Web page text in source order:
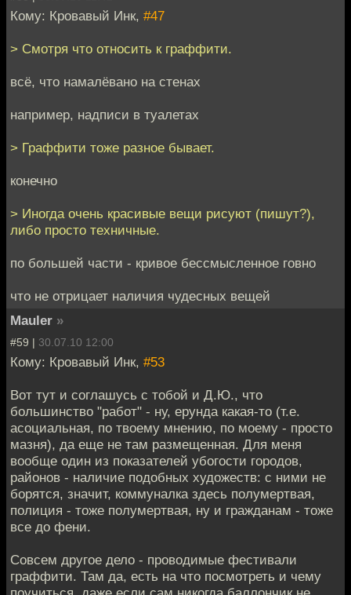
Кому: Кровавый Инк, #47
> Смотря что относить к граффити.
всё, что намалёвано на стенах
например, надписи в туалетах
> Граффити тоже разное бывает.
конечно
> Иногда очень красивые вещи рисуют (пишут?),
либо просто техничные.
по большей части - кривое бессмысленное говно
что не отрицает наличия чудесных вещей
Mauler »
#59 | 30.07.10 12:00
Кому: Кровавый Инк, #53
Вот тут и соглашусь с тобой и Д.Ю., что
большинство "работ" - ну, ерунда какая-то (т.е.
асоциальная, по твоему мнению, по моему - просто
мазня), да еще не там размещенная. Для меня
вообще один из показателей убогости городов,
районов - наличие подобных художеств: с ними не
борятся, значит, коммуналка здесь полумертвая,
полиция - тоже полумертвая, ну и гражданам - тоже
все до фени.
Совсем другое дело - проводимые фестивали
граффити. Там да, есть на что посмотреть и чему